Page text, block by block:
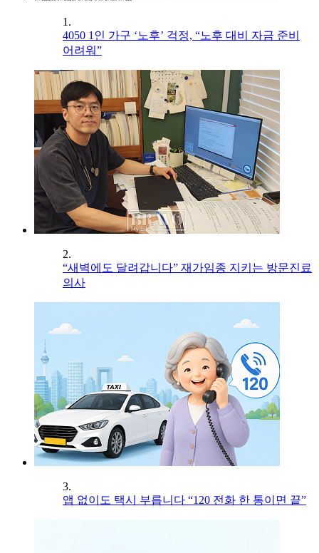
1.
4050 1인 가구 ‘노후’ 걱정, “노후 대비 자금 준비
어려워”
2.
“새벽에도 달려갑니다” 재가임종 지키는 방문진료
의사
3.
앱 없이도 택시 부릅니다 “120 전화 한 통이면 끝”